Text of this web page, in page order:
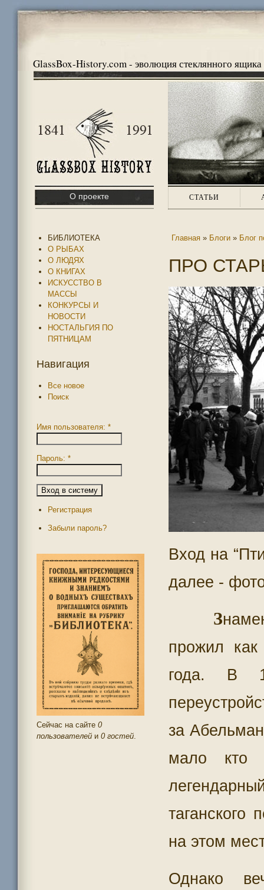
GlassBox-History.com - эволюция стеклянного ящика
О проекте СТАТЬИ
Главная » Блоги » Блог
ПРО
Вход на
далее -
З
прожил как
года. В
за
мало кто
таганского
на этом
Однако
БИБЛИОТЕКА
О РЫБАХ
О ЛЮДЯХ
О КНИГАХ
ИСКУССТВО В
МАССЫ
КОНКУРСЫ И
НОВОСТИ
НОСТАЛЬГИЯ ПО
ПЯТНИЦАМ
Навигация
Все новое
Поиск
Имя пользователя: *
Пароль: *
Регистрация
Забыли пароль?
Сейчас на сайте 0
пользователей и 0 гостей.